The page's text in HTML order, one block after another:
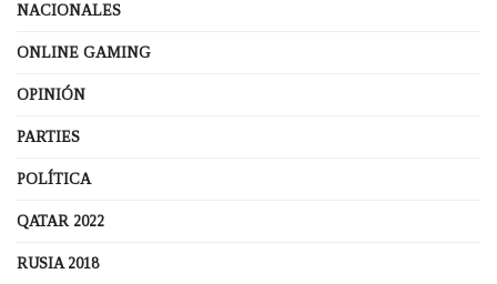
NACIONALES
ONLINE GAMING
OPINIÓN
PARTIES
POLÍTICA
QATAR 2022
RUSIA 2018